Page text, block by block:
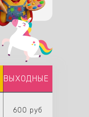
ВЫХОДНЫЕ
600 руб